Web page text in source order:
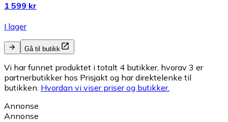
1 599 kr
I lager
Gå til butikk
Vi har funnet produktet i totalt 4 butikker, hvorav 3 er
partnerbutikker hos Prisjakt og har direktelenke til
butikken. Hvordan vi viser priser og butikker.
Annonse
Annonse